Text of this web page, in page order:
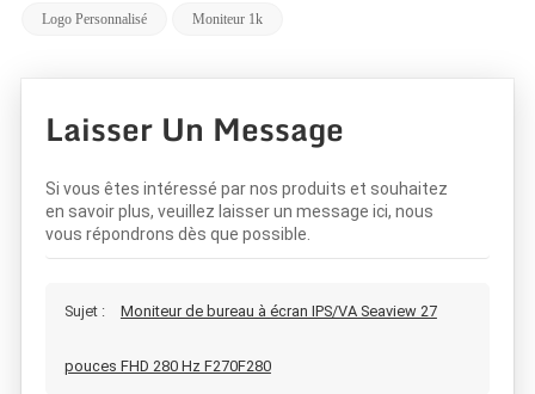
Logo Personnalisé Moniteur 1k
Laisser Un Message
Si vous êtes intéressé par nos produits et souhaitez
en savoir plus, veuillez laisser un message ici, nous
vous répondrons dès que possible.
Sujet : Moniteur de bureau à écran IPS/VA Seaview 27
pouces FHD 280 Hz F270F280